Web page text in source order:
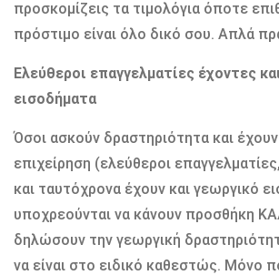
προσκοµίζεις τα τιµολόγια όποτε
πρόστιµο είναι όλο δικό σου. Απλά
Ελεύθεροι επαγγελµατίες έχοντες
εισοδήµατα
Όσοι ασκούν δραστηριότητα και
επιχείρηση (ελεύθεροι
και ταυτόχρονα έχουν και γεωργικό
υποχρεούνται να κάνουν προσθήκη
δηλώσουν την γεωργική
να είναι στο ειδικό καθεστώς. Μόνο